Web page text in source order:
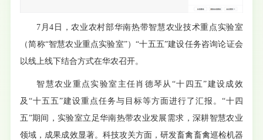
7月4日，农业农村部华南热带智慧农业技术重点实验室
（简称“智慧农业重点实验室”）“十五五”建设任务咨询论证会
以线上线下结合方式在华农召开。
智慧农业重点实验室主任肖德琴从“十四五”建设成效
及“十五五”建设重点任务与目标等方面进行了汇报。“十四
五”期间，实验室立足华南热带农业发展需求，深耕智慧农业
领域，成果成效显著。科技攻关方面，研发畜禽畜禽巡检机器